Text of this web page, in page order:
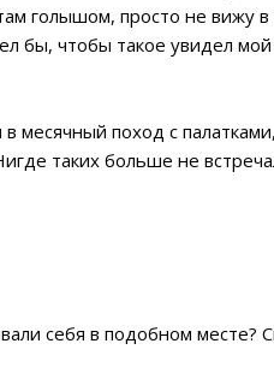
голышом, просто не вижу в
бы, чтобы такое увидел
месячный поход с
таких больше не
себя в подобном месте?